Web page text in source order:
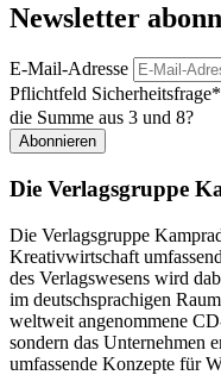
Newsletter
E-Mail-Adresse
Pflichtfeld Sicherheitsfrage*
die Summe aus 3 und 8?
Abonnieren
Die Verlagsgruppe
Die Verlagsgruppe
Kreativwirtschaft
des Verlagswesens wird
im deutschsprachigen
weltweit angenommene
sondern das Unternehmen
umfassende Konzepte für